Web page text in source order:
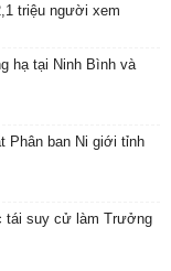
triệu người xem
hạ tại Ninh Bình và
Phân ban Ni giới tỉnh
tái suy cử làm Trưởng